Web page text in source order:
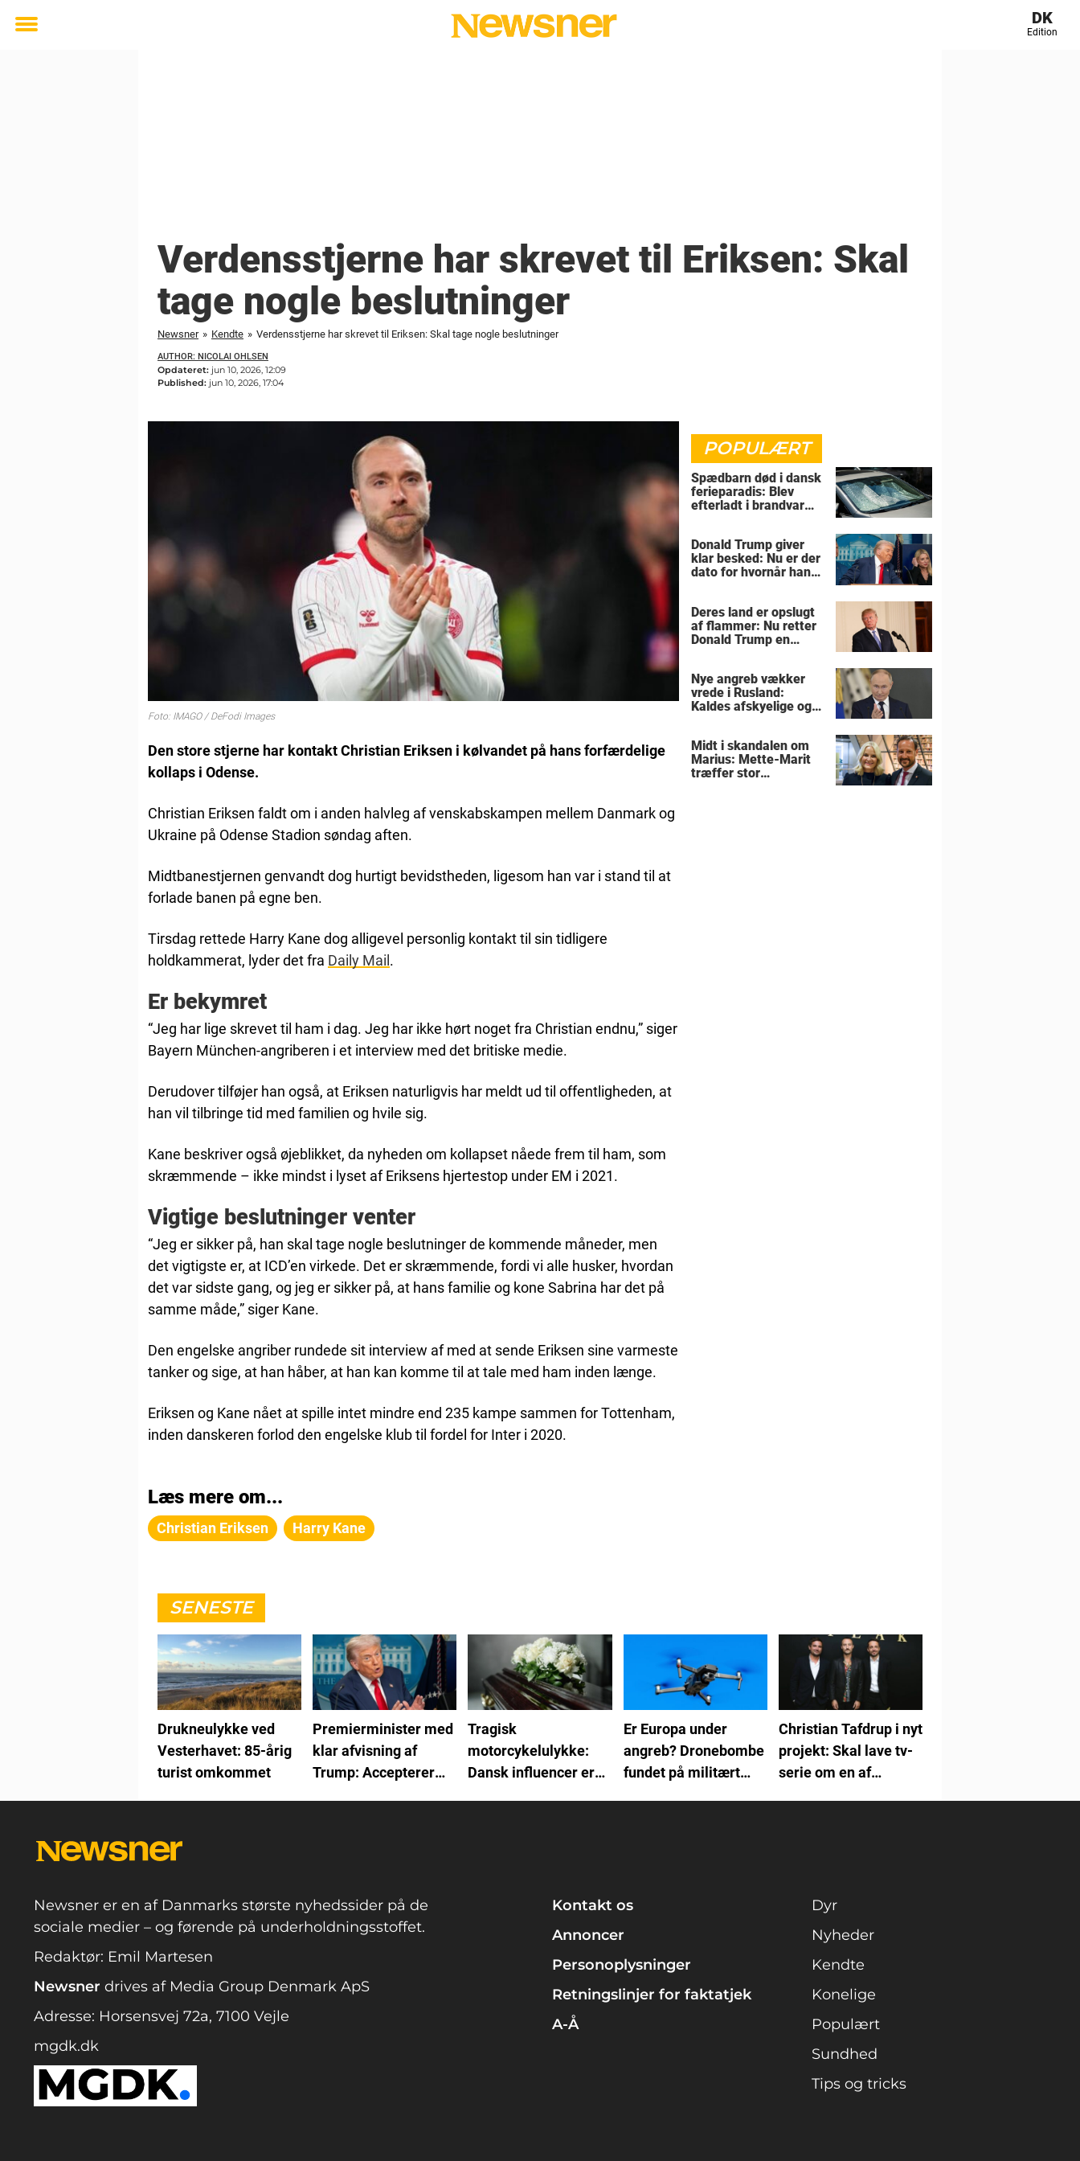
Toggle
DK
Edition
Verdensstjerne har skrevet til Eriksen: Skal
tage nogle beslutninger
Newsner » Kendte » Verdensstjerne har skrevet til Eriksen: Skal tage nogle beslutninger
AUTHOR: NICOLAI OHLSEN
Opdateret: jun 10, 2026, 12:09
Published: jun 10, 2026, 17:04
Foto: IMAGO / DeFodi Images
Den store stjerne har kontakt Christian Eriksen i kølvandet på hans forfærdelige
kollaps i Odense.
Christian Eriksen faldt om i anden halvleg af venskabskampen mellem Danmark og
Ukraine på Odense Stadion søndag aften.
Midtbanestjernen genvandt dog hurtigt bevidstheden, ligesom han var i stand til at
forlade banen på egne ben.
Tirsdag rettede Harry Kane dog alligevel personlig kontakt til sin tidligere
holdkammerat, lyder det fra Daily Mail.
Er bekymret
“Jeg har lige skrevet til ham i dag. Jeg har ikke hørt noget fra Christian endnu,” siger
Bayern München-angriberen i et interview med det britiske medie.
Derudover tilføjer han også, at Eriksen naturligvis har meldt ud til offentligheden, at
han vil tilbringe tid med familien og hvile sig.
Kane beskriver også øjeblikket, da nyheden om kollapset nåede frem til ham, som
skræmmende – ikke mindst i lyset af Eriksens hjertestop under EM i 2021.
Vigtige beslutninger venter
“Jeg er sikker på, han skal tage nogle beslutninger de kommende måneder, men
det vigtigste er, at ICD’en virkede. Det er skræmmende, fordi vi alle husker, hvordan
det var sidste gang, og jeg er sikker på, at hans familie og kone Sabrina har det på
samme måde,” siger Kane.
Den engelske angriber rundede sit interview af med at sende Eriksen sine varmeste
tanker og sige, at han håber, at han kan komme til at tale med ham inden længe.
Eriksen og Kane nået at spille intet mindre end 235 kampe sammen for Tottenham,
inden danskeren forlod den engelske klub til fordel for Inter i 2020.
POPULÆRT
Spædbarn død i dansk
ferieparadis: Blev
efterladt i brandvarm
Donald Trump giver
klar besked: Nu er der
dato for hvornår han
Deres land er opslugt
af flammer: Nu retter
Donald Trump en
Nye angreb vækker
vrede i Rusland:
Kaldes afskyelige og
Midt i skandalen om
Marius: Mette-Marit
træffer stor
Læs mere om...
Christian Eriksen Harry Kane
SENESTE
Drukneulykke ved
Vesterhavet: 85-årig
turist omkommet
Premierminister med
klar afvisning af
Trump: Accepterer
Tragisk
motorcykelulykke:
Dansk influencer er
Er Europa under
angreb? Dronebombe
fundet på militært
Christian Tafdrup i nyt
projekt: Skal lave tv-
serie om en af
Newsner er en af Danmarks største nyhedssider på de
sociale medier – og førende på underholdningsstoffet.
Redaktør: Emil Martesen
Newsner drives af Media Group Denmark ApS
Adresse: Horsensvej 72a, 7100 Vejle
mgdk.dk
Kontakt os
Annoncer
Personoplysninger
Retningslinjer for faktatjek
A-Å
Dyr
Nyheder
Kendte
Konelige
Populært
Sundhed
Tips og tricks